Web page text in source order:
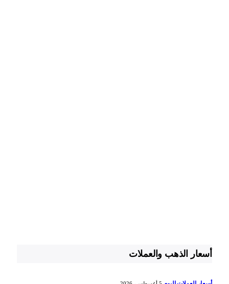
أسعار الذهب والعملات